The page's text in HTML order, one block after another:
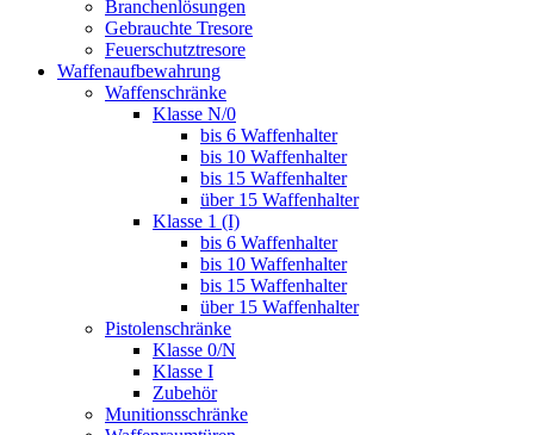
Branchenlösungen
Gebrauchte Tresore
Feuerschutztresore
Waffenaufbewahrung
Waffenschränke
Klasse N/0
bis 6 Waffenhalter
bis 10 Waffenhalter
bis 15 Waffenhalter
über 15 Waffenhalter
Klasse 1 (I)
bis 6 Waffenhalter
bis 10 Waffenhalter
bis 15 Waffenhalter
über 15 Waffenhalter
Pistolenschränke
Klasse 0/N
Klasse I
Zubehör
Munitionsschränke